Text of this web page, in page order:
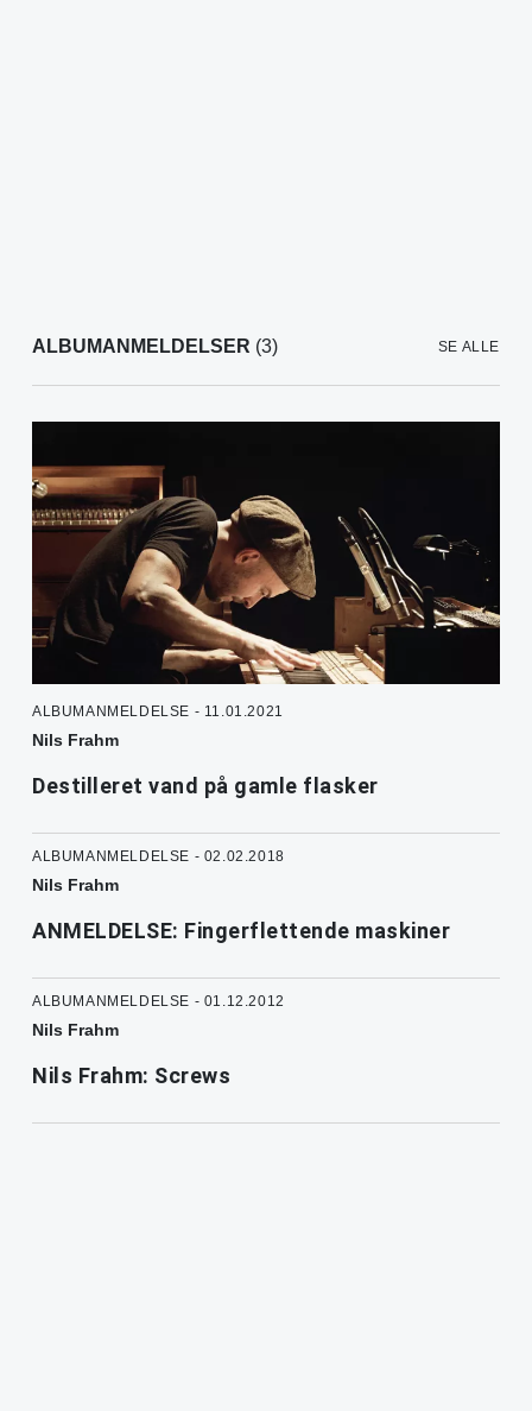
ALBUMANMELDELSER (3) SE ALLE
ALBUMANMELDELSE - 11.01.2021
Nils Frahm
Destilleret vand på gamle flasker
ALBUMANMELDELSE - 02.02.2018
Nils Frahm
ANMELDELSE: Fingerflettende maskiner
ALBUMANMELDELSE - 01.12.2012
Nils Frahm
Nils Frahm: Screws